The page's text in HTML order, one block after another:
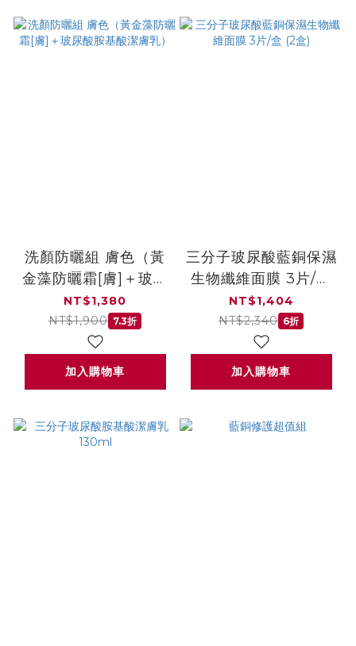
洗顏防曬組 膚色（黃
金藻防曬霜[膚]＋玻尿
酸胺基酸潔膚乳）
NT$1,380
NT$1,900 7.3折
加入購物車
三分子玻尿酸藍銅保濕
生物纖維面膜 3片/盒
(2盒)
NT$1,404
NT$2,340 6折
加入購物車